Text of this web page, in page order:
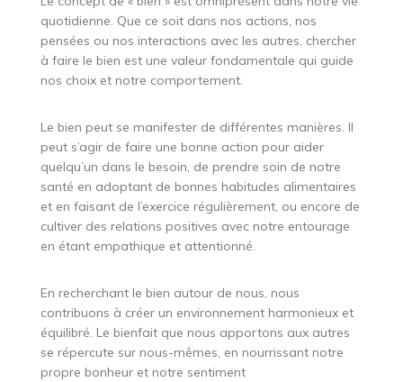
quotidienne. Que ce soit dans nos actions, nos
pensées ou nos interactions avec les autres, chercher
à faire le bien est une valeur fondamentale qui guide
nos choix et notre comportement.
Le bien peut se manifester de différentes manières. Il
peut s’agir de faire une bonne action pour aider
quelqu’un dans le besoin, de prendre soin de notre
santé en adoptant de bonnes habitudes alimentaires
et en faisant de l’exercice régulièrement, ou encore de
cultiver des relations positives avec notre entourage
en étant empathique et attentionné.
En recherchant le bien autour de nous, nous
contribuons à créer un environnement harmonieux et
équilibré. Le bienfait que nous apportons aux autres
se répercute sur nous-mêmes, en nourrissant notre
propre bonheur et notre sentiment